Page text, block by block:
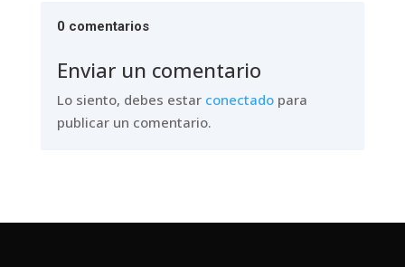
0 comentarios
Enviar un comentario
Lo siento, debes estar conectadopara
publicar un comentario.